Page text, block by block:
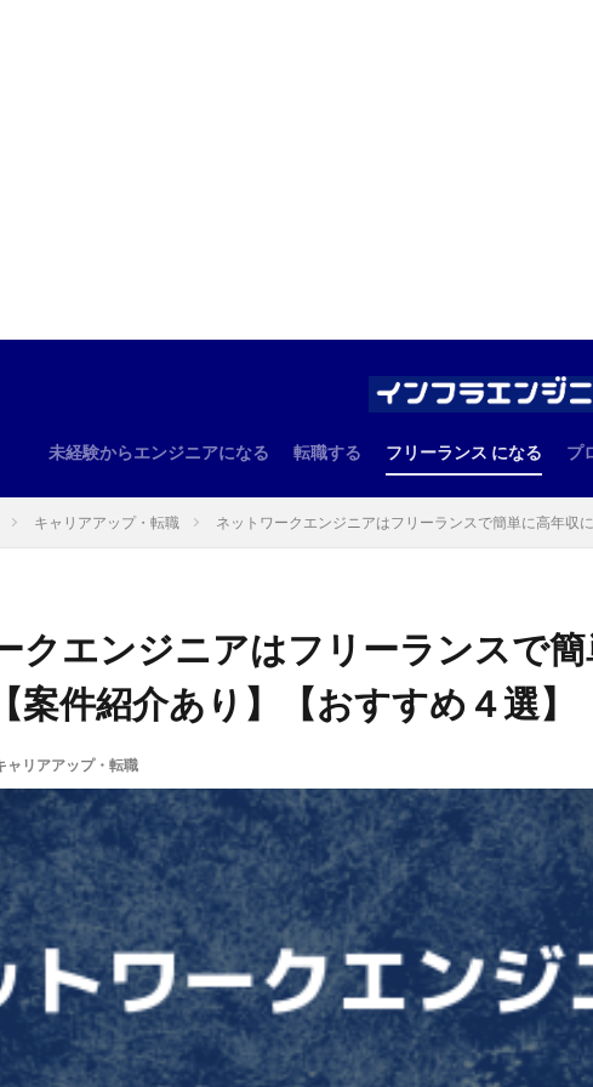
未経験からエンジニアになる 転職する フリーランス になる プ
キャリアアップ・転職 ネットワークエンジニアはフリーランスで簡単に高年収
クエンジニアはフリーランスで
案件紹介あり】【おすすめ４選】
ャリアアップ・転職